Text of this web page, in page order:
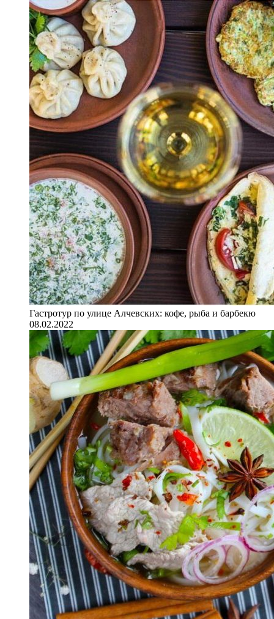
Гастротур по улице Алчевских: кофе, рыба и барбекю
08.02.2022